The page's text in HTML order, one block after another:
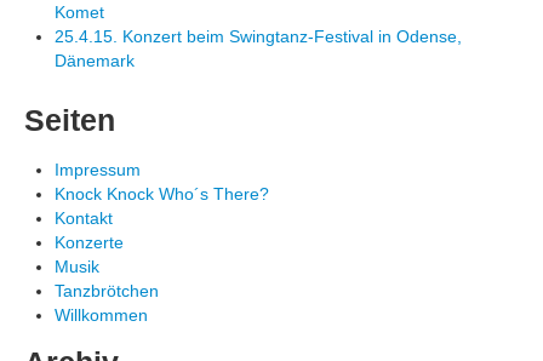
Komet
25.4.15. Konzert beim Swingtanz-Festival in Odense,
Dänemark
Seiten
Impressum
Knock Knock Who´s There?
Kontakt
Konzerte
Musik
Tanzbrötchen
Willkommen